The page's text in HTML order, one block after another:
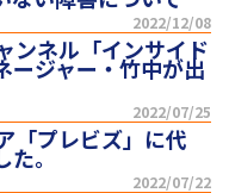
2022/12/08
ンネル「インサイド
ージャー・竹中が出
2022/07/25
「プレビズ」に代
た。
2022/07/22